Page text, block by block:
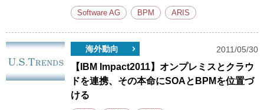
Software AG BPM ARIS
海外動向 2011/05/30
【IBM Impact2011】オンプレミスとクラウ
ドを連携、その本命にSOAとBPMを位置づ
ける